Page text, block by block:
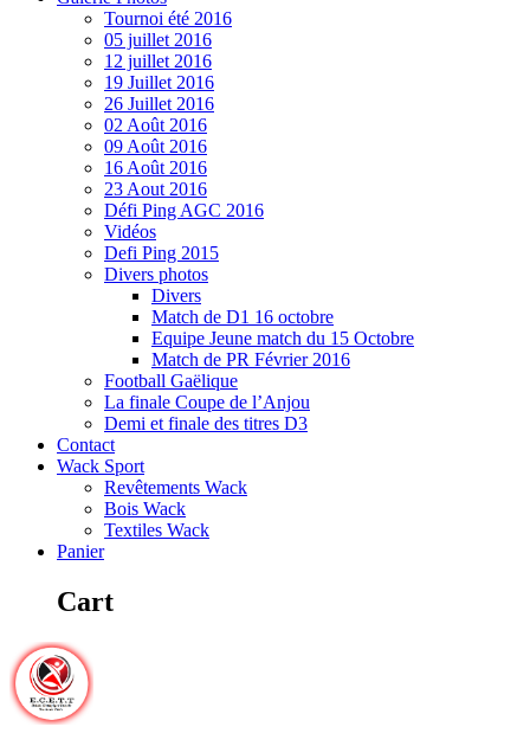
Tournoi été 2016
05 juillet 2016
12 juillet 2016
19 Juillet 2016
26 Juillet 2016
02 Août 2016
09 Août 2016
16 Août 2016
23 Aout 2016
Défi Ping AGC 2016
Vidéos
Defi Ping 2015
Divers photos
Divers
Match de D1 16 octobre
Equipe Jeune match du 15 Octobre
Match de PR Février 2016
Football Gaëlique
La finale Coupe de l’Anjou
Demi et finale des titres D3
Contact
Wack Sport
Revêtements Wack
Bois Wack
Textiles Wack
Panier
Cart